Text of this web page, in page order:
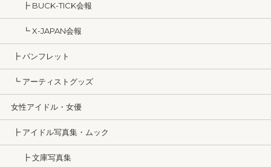
┣ BUCK-TICK会報
┗ X-JAPAN会報
┣ パンフレット
┗ アーティストグッズ
女性アイドル・女優
┣ アイドル写真集・ムック
┣ 文庫写真集